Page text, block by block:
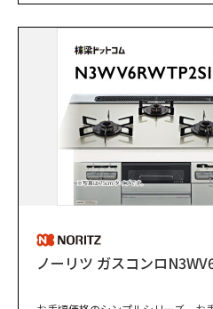
ノーリツ ガスコンロ